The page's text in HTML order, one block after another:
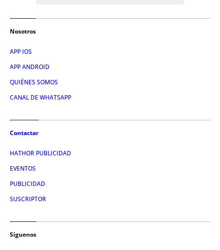
Nosotros
APP IOS
APP ANDROID
QUIÉNES SOMOS
CANAL DE WHATSAPP
Contactar
HATHOR PUBLICIDAD
EVENTOS
PUBLICIDAD
SUSCRIPTOR
Síguenos